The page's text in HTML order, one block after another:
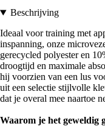
Beschrijving
Ideaal voor training met
inspanning, onze
gerecycled polyester en
droogtijd en maximale
hij voorzien van een lus
uit een selectie stijlvolle
dat je overal mee naartoe
Waarom je het geweldig